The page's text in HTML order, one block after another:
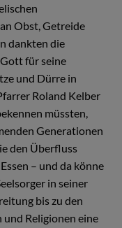
Obst, Getreide
dankten die
für seine
und Dürre in
Roland Kelber
müssten,
Generationen
den Überfluss
– und da könne
in seiner
bis zu den
Religionen eine